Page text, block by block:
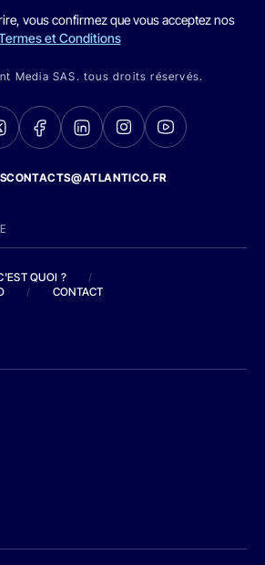
vous confirmez que vous acceptez nos
et Conditions
Media SAS. tous droits réservés.
QUOI ?
/
/ CONTACT